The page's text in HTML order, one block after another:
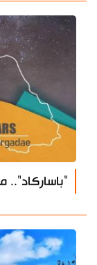
"باساركاد"..